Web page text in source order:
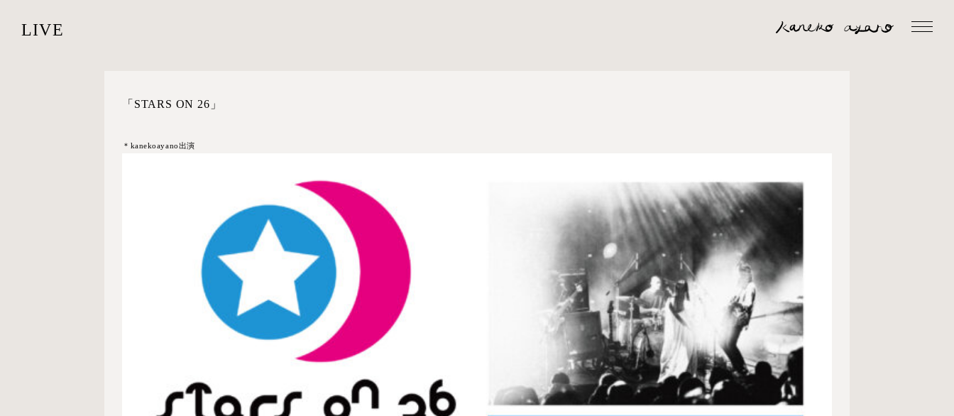
LIVE
「STARS ON 26」
＊kanekoayano出演